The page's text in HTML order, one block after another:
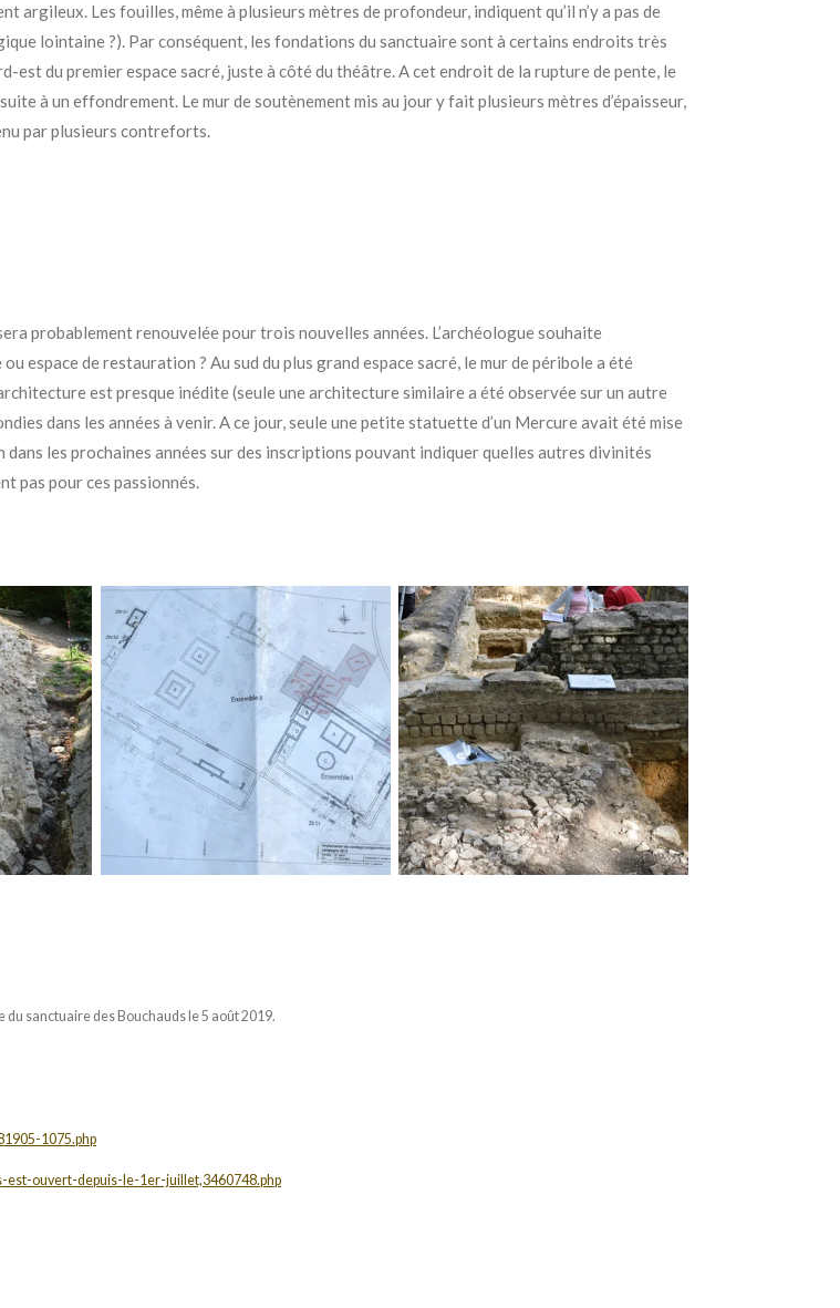
Les fouilles, même à plusieurs mètres de profondeur, indiquent qu’il n’y a pas de
lointaine ?). Par conséquent, les fondations du sanctuaire sont à certains endroits très
est du premier espace sacré, juste à côté du théâtre. A cet endroit de la rupture de pente, le
à un effondrement. Le mur de soutènement mis au jour y fait plusieurs mètres d’épaisseur,
par plusieurs contreforts.
probablement renouvelée pour trois nouvelles années. L’archéologue souhaite
espace de restauration ? Au sud du plus grand espace sacré, le mur de péribole a été
est presque inédite (seule une architecture similaire a été observée sur un autre
dans les années à venir. A ce jour, seule une petite statuette d’un Mercure avait été mise
les prochaines années sur des inscriptions pouvant indiquer quelles autres divinités
pas pour ces passionnés.
sanctuaire des Bouchauds le 5 août 2019.
1075.php
ouvert-depuis-le-1er-juillet,3460748.php